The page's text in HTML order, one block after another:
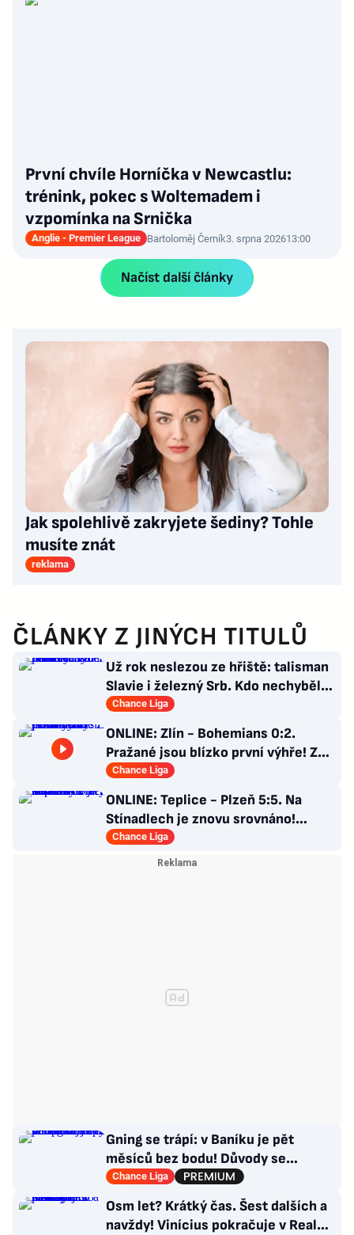
První chvíle Horníčka v Newcastlu:
trénink, pokec s Woltemadem i
vzpomínka na Srnička
Anglie - Premier League Bartoloměj Černík3. srpna 202613:00
Načíst další články
Jak spolehlivě zakryjete šediny? Tohle
musíte znát
reklama
ČLÁNKY Z JINÝCH TITULŮ
Už rok neslezou ze hřiště: talisman
Slavie i železný Srb. Kdo nechyběl
pět let?
Chance Liga
ONLINE: Zlín - Bohemians 0:2.
Pražané jsou blízko první výhře! Z
penalty zvýšil Čermák
Chance Liga
ONLINE: Teplice - Plzeň 5:5. Na
Stínadlech je znovu srovnáno!
Višinský vrací Viktorii do hry
Chance Liga
Gning se trápí: v Baníku je pět
měsíců bez bodu! Důvody se
opakují u tří trenérů
Chance Liga
Osm let? Krátký čas. Šest dalších a
navždy! Vinícius pokračuje v Realu,